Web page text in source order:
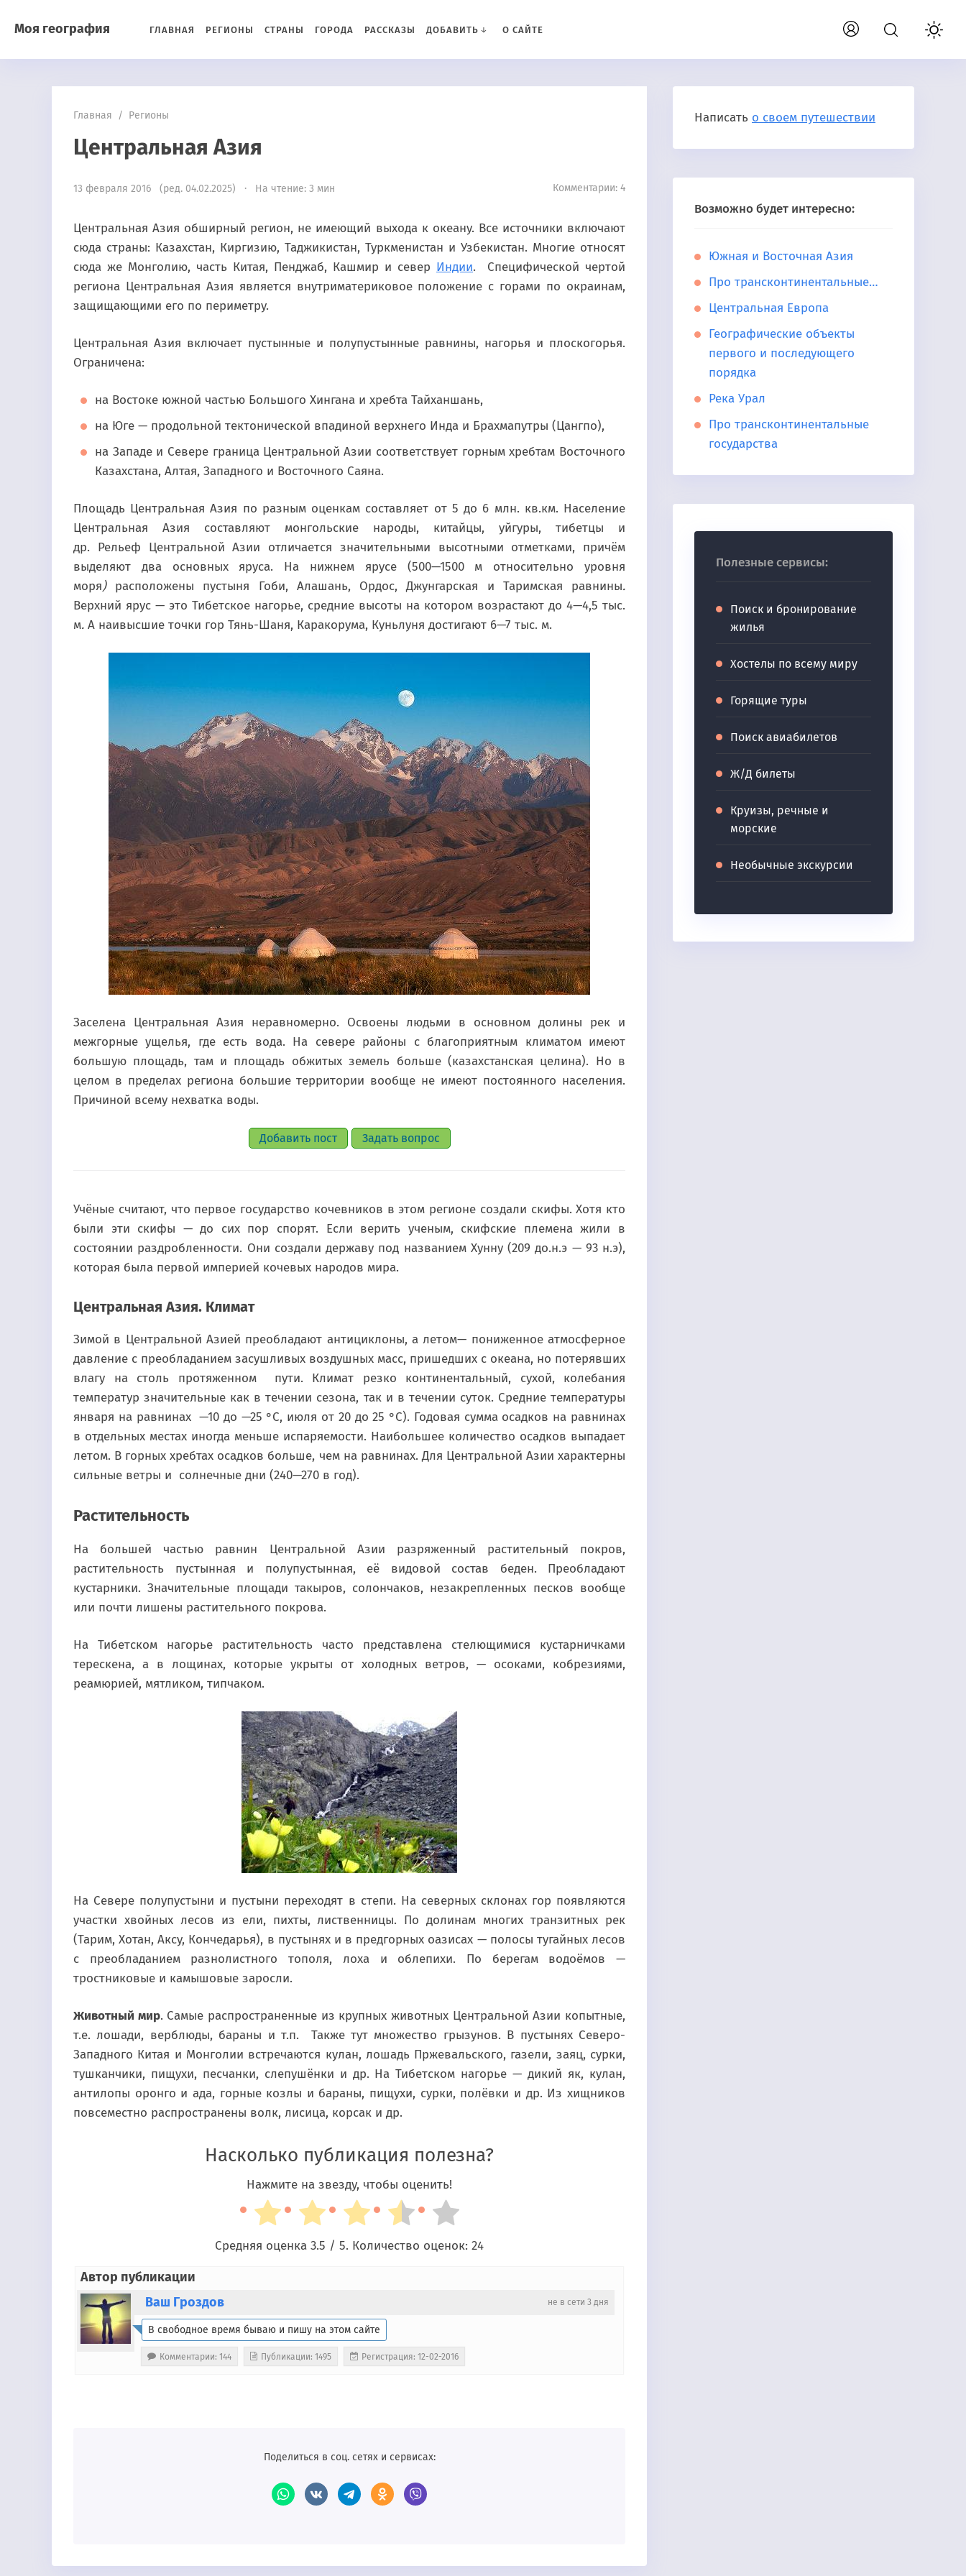
Моя география ГЛАВНАЯ РЕГИОНЫ СТРАНЫ ГОРОДА РАССКАЗЫ ДОБАВИТЬ О САЙТЕ
Главная / Регионы
Центральная Азия
13 февраля 2016 (ред. 04.02.2025) · На чтение: 3 мин Комментарии: 4
Центральная Азия обширный регион, не имеющий выхода к океану. Все источники включают
сюда страны: Казахстан, Киргизию, Таджикистан, Туркменистан и Узбекистан. Многие относят
сюда же Монголию, часть Китая, Пенджаб, Кашмир и север Индии. Специфической чертой
региона Центральная Азия является внутриматериковое положение с горами по окраинам,
защищающими его по периметру.
Центральная Азия включает пустынные и полупустынные равнины, нагорья и плоскогорья.
Ограничена:
на Востоке южной частью Большого Хингана и хребта Тайханшань,
на Юге — продольной тектонической впадиной верхнего Инда и Брахмапутры (Цангпо),
на Западе и Севере граница Центральной Азии соответствует горным хребтам Восточного
Казахстана, Алтая, Западного и Восточного Саяна.
Площадь Центральная Азия по разным оценкам составляет от 5 до 6 млн. кв.км. Население
Центральная Азия составляют монгольские народы, китайцы, уйгуры, тибетцы и
др. Рельеф Центральной Азии отличается значительными высотными отметками, причём
выделяют два основных яруса. На нижнем ярусе (500—1500 м относительно уровня
моря) расположены пустыня Гоби, Алашань, Ордос, Джунгарская и Таримская равнины.
Верхний ярус — это Тибетское нагорье, средние высоты на котором возрастают до 4—4,5 тыс.
м. А наивысшие точки гор Тянь-Шаня, Каракорума, Куньлуня достигают 6—7 тыс. м.
Заселена Центральная Азия неравномерно. Освоены людьми в основном долины рек и
межгорные ущелья, где есть вода. На севере районы с благоприятным климатом имеют
большую площадь, там и площадь обжитых земель больше (казахстанская целина). Но в
целом в пределах региона большие территории вообще не имеют постоянного населения.
Причиной всему нехватка воды.
Добавить пост Задать вопрос
Учёные считают, что первое государство кочевников в этом регионе создали скифы. Хотя кто
были эти скифы — до сих пор спорят. Если верить ученым, скифские племена жили в
состоянии раздробленности. Они создали державу под названием Хунну (209 до.н.э — 93 н.э),
которая была первой империей кочевых народов мира.
Центральная Азия. Климат
Зимой в Центральной Азией преобладают антициклоны, а летом— пониженное атмосферное
давление с преобладанием засушливых воздушных масс, пришедших с океана, но потерявших
влагу на столь протяженном пути. Климат резко континентальный, сухой, колебания
температур значительные как в течении сезона, так и в течении суток. Средние температуры
января на равнинах —10 до —25 °С, июля от 20 до 25 °С). Годовая сумма осадков на равнинах
в отдельных местах иногда меньше испаряемости. Наибольшее количество осадков выпадает
летом. В горных хребтах осадков больше, чем на равнинах. Для Центральной Азии характерны
сильные ветры и солнечные дни (240—270 в год).
Растительность
На большей частью равнин Центральной Азии разряженный растительный покров,
растительность пустынная и полупустынная, её видовой состав беден. Преобладают
кустарники. Значительные площади такыров, солончаков, незакрепленных песков вообще
или почти лишены растительного покрова.
На Тибетском нагорье растительность часто представлена стелющимися кустарничками
терескена, а в лощинах, которые укрыты от холодных ветров, — осоками, кобрезиями,
реамюрией, мятликом, типчаком.
На Севере полупустыни и пустыни переходят в степи. На северных склонах гор появляются
участки хвойных лесов из ели, пихты, лиственницы. По долинам многих транзитных рек
(Тарим, Хотан, Аксу, Кончедарья), в пустынях и в предгорных оазисах — полосы тугайных лесов
с преобладанием разнолистного тополя, лоха и облепихи. По берегам водоёмов —
тростниковые и камышовые заросли.
Животный мир. Самые распространенные из крупных животных Центральной Азии копытные,
т.е. лошади, верблюды, бараны и т.п. Также тут множество грызунов. В пустынях Северо-
Западного Китая и Монголии встречаются кулан, лошадь Пржевальского, газели, заяц, сурки,
тушканчики, пищухи, песчанки, слепушёнки и др. На Тибетском нагорье — дикий як, кулан,
антилопы оронго и ада, горные козлы и бараны, пищухи, сурки, полёвки и др. Из хищников
повсеместно распространены волк, лисица, корсак и др.
Насколько публикация полезна?
Нажмите на звезду, чтобы оценить!
Средняя оценка 3.5 / 5. Количество оценок: 24
Автор публикации
не в сети 3 дня
Ваш Гроздов
В свободное время бываю и пишу на этом сайте
Комментарии: 144 Публикации: 1495 Регистрация: 12-02-2016
Поделиться в соц. сетях и сервисах:
Написать о своем путешествии
Возможно будет интересно:
Южная и Восточная Азия
Про трансконтинентальные…
Центральная Европа
Географические объекты
первого и последующего
порядка
Река Урал
Про трансконтинентальные
государства
Полезные сервисы:
Поиск и бронирование
жилья
Хостелы по всему миру
Горящие туры
Поиск авиабилетов
Ж/Д билеты
Круизы, речные и
морские
Необычные экскурсии